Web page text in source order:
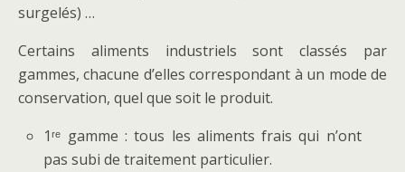
surgelés) …
Certains aliments industriels sont classés par
gammes, chacune d’elles correspondant à un mode de
conservation, quel que soit le produit.
1ʳᵉ gamme : tous les aliments frais qui n’ont
pas subi de traitement particulier.